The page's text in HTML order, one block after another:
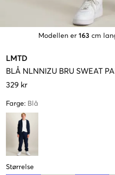
Modellen er 163 cm
LMTD
BLÅ NLNNIZU BRU SWEAT
329 kr
Farge: Blå
Størrelse